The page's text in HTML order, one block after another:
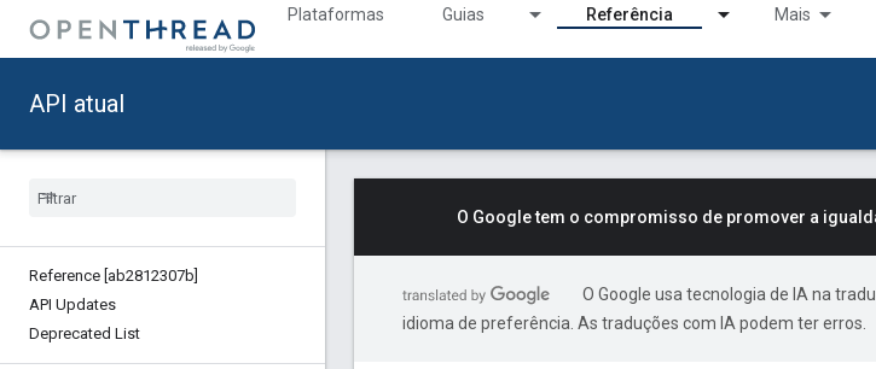
Plataformas Guias Referência Mais
API atual
Reference [ab2812307b]
API Updates
Deprecated List
O Google tem o compromisso de promover a
O Google usa tecnologia de IA na
idioma de preferência. As traduções com IA podem ter erros.